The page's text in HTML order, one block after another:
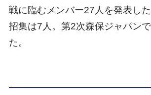
戦に臨むメンバー27人を発表し
招集は7人。第2次森保ジャパン
た。